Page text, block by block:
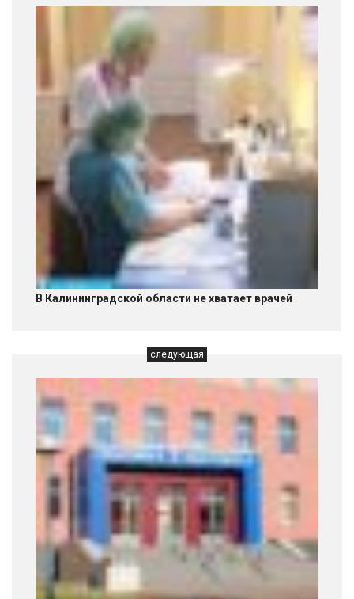
В Калининградской области не хватает врачей
следующая